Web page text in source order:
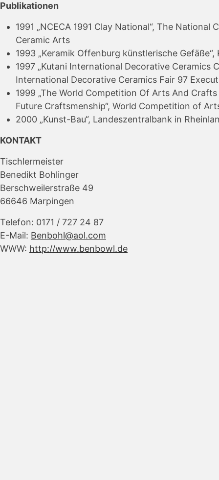
Publikationen
1991 „NCECA 1991 Clay National“, The
Ceramic Arts
1993 „Keramik Offenburg künstlerische
1997 „Kutani International Decorative Ceramics
International Decorative Ceramics Fair 97
1999 „The World Competition Of Arts And
Future Craftsmenship“, World Competition of
2000 „Kunst-Bau“, Landeszentralbank in
KONTAKT
Tischlermeister
Benedikt Bohlinger
Berschweilerstraße 49
66646 Marpingen
Telefon: 0171 / 727 24 87
E-Mail: Benbohl@aol.com
WWW: http://www.benbowl.de